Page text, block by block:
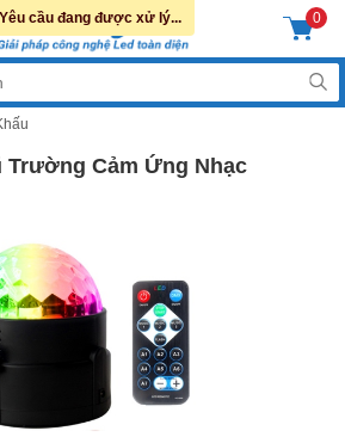
0
Trường Cảm Ứng Nhạc
Yêu cầu đang được xử lý...